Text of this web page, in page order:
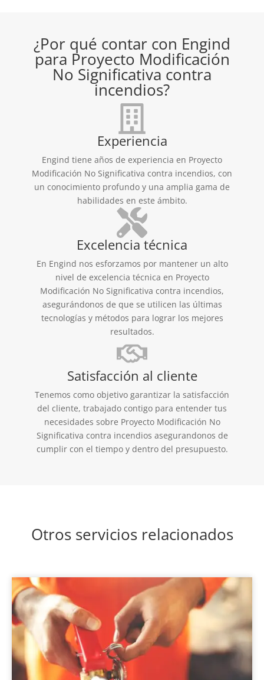
¿Por qué contar con Engind
para Proyecto Modificación
No Significativa contra
incendios?
Experiencia
Engind tiene años de experiencia en Proyecto
Modificación No Significativa contra incendios, con
un conocimiento profundo y una amplia gama de
habilidades en este ámbito.
Excelencia técnica
En Engind nos esforzamos por mantener un alto
nivel de excelencia técnica en Proyecto
Modificación No Significativa contra incendios,
asegurándonos de que se utilicen las últimas
tecnologías y métodos para lograr los mejores
resultados.
Satisfacción al cliente
Tenemos como objetivo garantizar la satisfacción
del cliente, trabajado contigo para entender tus
necesidades sobre Proyecto Modificación No
Significativa contra incendios asegurandonos de
cumplir con el tiempo y dentro del presupuesto.
Otros servicios relacionados